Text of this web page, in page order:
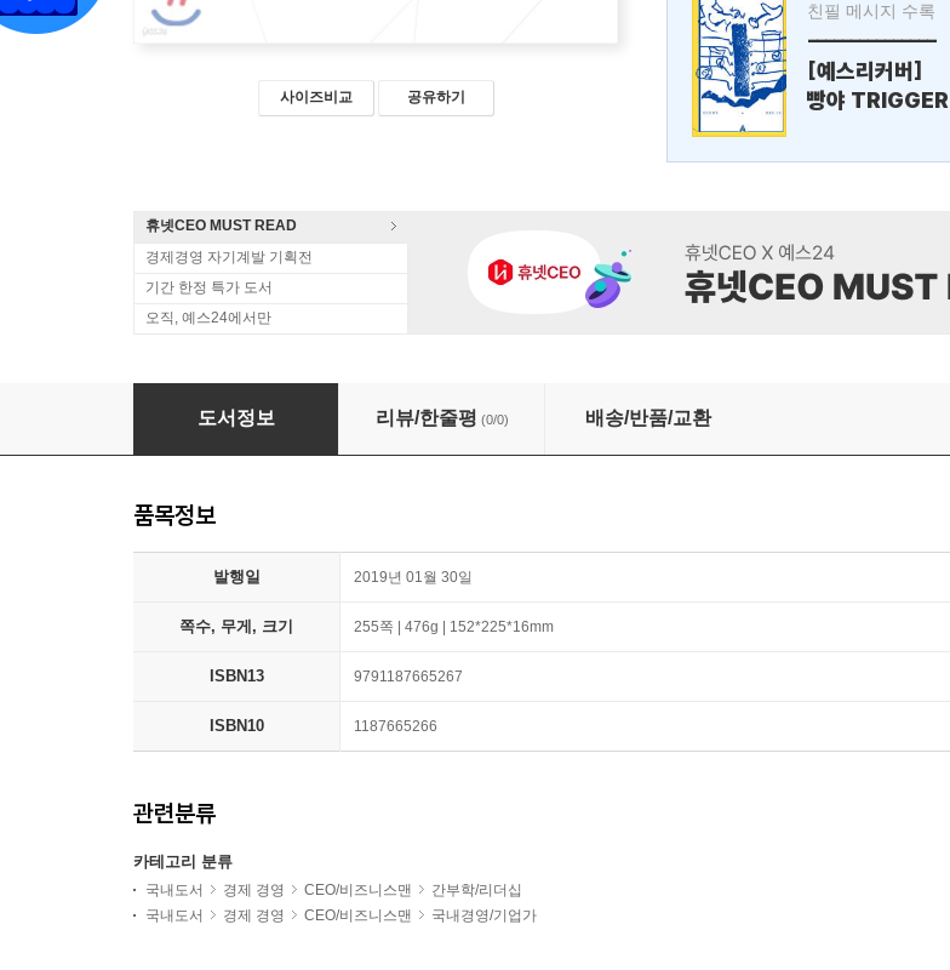
사이즈비교 공유하기
친필 메시지 수록
---------------
[예스리커버]
빵야 TRIGGER
휴넷CEO MUST READ
경제경영 자기계발 기획전
기간 한정 특가 도서
오직, 예스24에서만
사랑받는 기업들의 비밀
도서정보 리뷰/한줄평 (0/0) 배송/반품/교환
품목정보
발행일 2019년 01월 30일
쪽수, 무게, 크기 255쪽 | 476g | 152*225*16mm
ISBN13 9791187665267
ISBN10 1187665266
관련분류
카테고리 분류
국내도서 경제 경영 CEO/비즈니스맨
간부학/리더십
국내도서
경제 경영 CEO/비즈니스맨 국내경영/기업가